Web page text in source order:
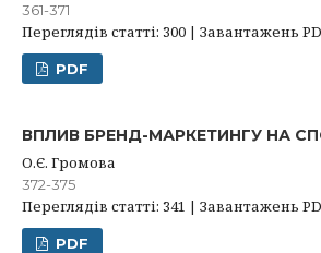
361-371
Переглядів статті: 300 | Завантажень
PDF
ВПЛИВ БРЕНД-МАРКЕТИНГУ НА
О.Є. Громова
372-375
Переглядів статті: 341 | Завантажень
PDF